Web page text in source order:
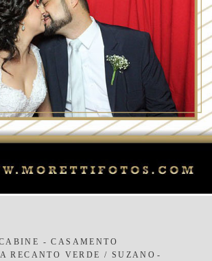
- CASAMENTO
RECANTO VERDE / SUZANO